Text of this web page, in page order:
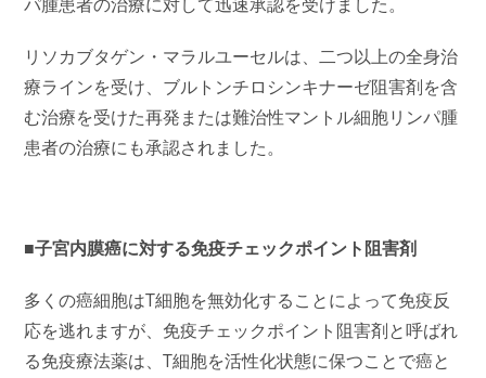
リソカブタゲン・マラルユーセルは、二つ以上の全身治
療ラインを受け、ブルトンチロシンキナーゼ阻害剤を含
む治療を受けた再発または難治性マントル細胞リンパ腫
患者の治療にも承認されました。
■子宮内膜癌に対する免疫チェックポイント阻害剤
多くの癌細胞はT細胞を無効化することによって免疫反
応を逃れますが、免疫チェックポイント阻害剤と呼ばれ
る免疫療法薬は、T細胞を活性化状態に保つことで癌と